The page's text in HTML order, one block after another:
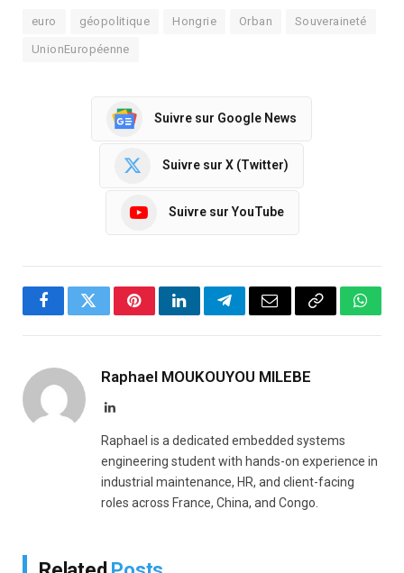
euro géopolitique Hongrie Orban Souveraineté
UnionEuropéenne
Suivre sur Google News
Suivre sur X (Twitter)
Suivre sur YouTube
FacebookTwitterPinterestLinkedInTelegramEmail Copy
Raphael MOUKOUYOU MILEBE
LinkedIn
Raphael is a dedicated embedded systems
engineering student with hands-on experience in
industrial maintenance, HR, and client-facing
roles across France, China, and Congo.